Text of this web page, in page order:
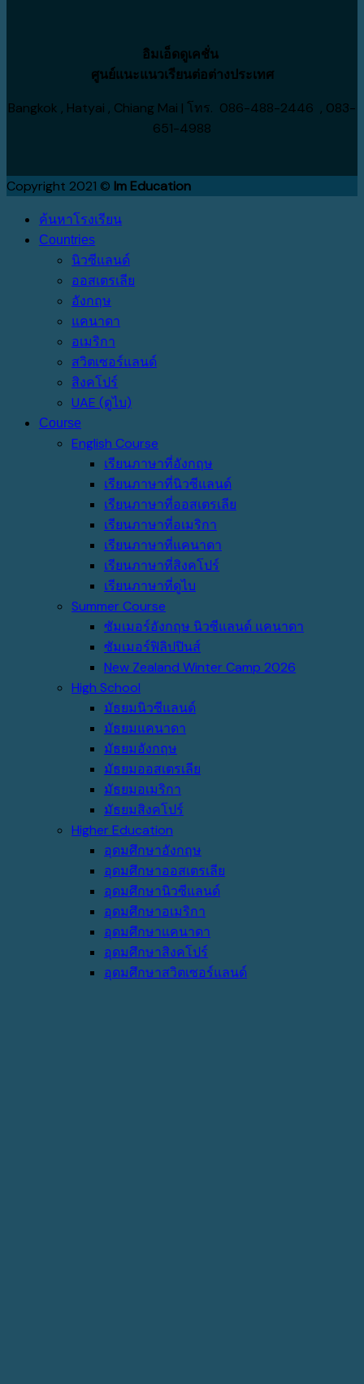
อิมเอ็ดดูเคชั่น
ศูนย์แนะแนวเรียนต่อต่างประเทศ
Bangkok , Hatyai , Chiang Mai | โทร. 086-488-2446 , 083-
651-4988
Copyright 2021 © Im Education
ค้นหาโรงเรียน
Countries
นิวซีแลนด์
ออสเตรเลีย
อังกฤษ
แคนาดา
อเมริกา
สวิตเซอร์แลนด์
สิงคโปร์
UAE (ดูไบ)
Course
English Course
เรียนภาษาที่อังกฤษ
เรียนภาษาที่นิวซีแลนด์
เรียนภาษาที่ออสเตรเลีย
เรียนภาษาที่อเมริกา
เรียนภาษาที่แคนาดา
เรียนภาษาที่สิงคโปร์
เรียนภาษาที่ดูไบ
Summer Course
ซัมเมอร์อังกฤษ นิวซีแลนด์ แคนาดา
ซัมเมอร์ฟิลิปปินส์
New Zealand Winter Camp 2026
High School
มัธยมนิวซีแลนด์
มัธยมแคนาดา
มัธยมอังกฤษ
มัธยมออสเตรเลีย
มัธยมอเมริกา
มัธยมสิงคโปร์
Higher Education
อุดมศึกษาอังกฤษ
อุดมศึกษาออสเตรเลีย
อุดมศึกษานิวซีแลนด์
อุดมศึกษาอเมริกา
อุดมศึกษาแคนาดา
อุดมศึกษาสิงคโปร์
อุดมศึกษาสวิตเซอร์แลนด์